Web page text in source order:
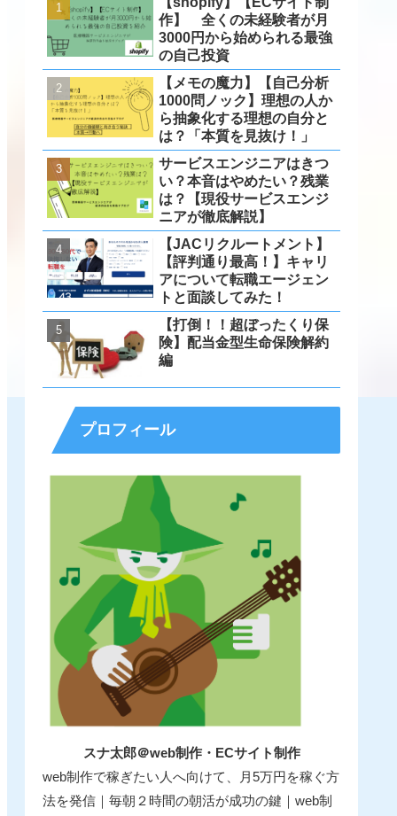
作】 全くの未経験者が月
3000円から始められる最強
の自己投資
【メモの魔力】【自己分析
1000問ノック】理想の人か
ら抽象化する理想の自分と
は？「本質を見抜け！」
サービスエンジニアはきつ
い？本音はやめたい？残業
は？【現役サービスエンジ
ニアが徹底解説】
【JACリクルートメント】
【評判通り最高！】キャリ
アについて転職エージェン
トと面談してみた！
【打倒！！超ぼったくり保
険】配当金型生命保険解約
編
プロフィール
スナ太郎＠web制作・ECサイト制作
web制作で稼ぎたい人へ向けて、月5万円を稼ぐ方
法を発信｜毎朝２時間の朝活が成功の鍵｜web制